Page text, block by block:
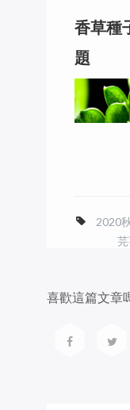
香草種
題
2020
喜歡這篇文章